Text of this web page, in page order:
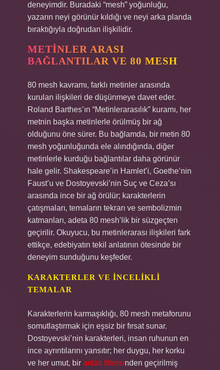
deneyimdir. Buradaki “mesh” yoğunluğu,
yazarın neyi görünür kıldığı ve neyi arka planda
bıraktığıyla doğrudan ilişkilidir.
METINLER ARASI
BAĞLANTILAR VE 80 MESH
80 mesh kavramı, farklı metinler arasında
kurulan ilişkileri de düşünmeye davet eder.
Roland Barthes’ın “Metinlerarasılık” kuramı, her
metnin başka metinlerle örülmüş bir ağ
olduğunu öne sürer. Bu bağlamda, bir metin 80
mesh yoğunluğunda ele alındığında, diğer
metinlerle kurduğu bağlantılar daha görünür
hale gelir. Shakespeare’in Hamlet’i, Goethe’nin
Faust’u ve Dostoyevski’nin Suç ve Ceza’sı
arasında ince bir ağ örülür; karakterlerin
çatışmaları, temaların tekrarı ve sembolizmin
katmanları, adeta 80 mesh’lik bir süzgeçten
geçirilir. Okuyucu, bu metinlerarası ilişkileri fark
ettikçe, edebiyatın tekil anlatının ötesinde bir
deneyim sunduğunu keşfeder.
KARAKTERLER VE İNCELIKLI
TEMALAR
Karakterlerin karmaşıklığı, 80 mesh metaforunu
somutlaştırmak için eşsiz bir fırsat sunar.
Dostoyevski’nin karakterleri, insan ruhunun en
ince ayrıntılarını yansıtır; her duygu, her korku
ve her umut, bir anlatı filtresinden geçirilmiş